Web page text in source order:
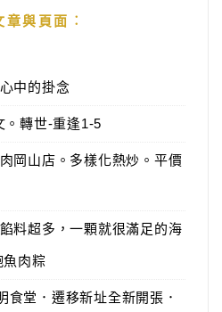
章與頁面︰
中的掛念
。轉世-重逢1-5
岡山店。多樣化熱炒。平價
料超多，一顆就很滿足的海
魚肉粽
食堂．遷移新址全新開張．